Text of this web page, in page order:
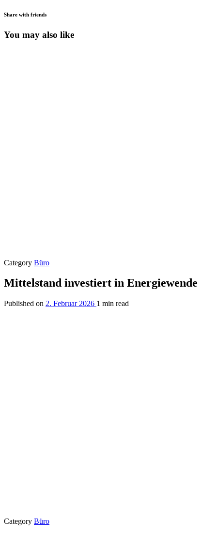
Share with friends
You may also like
Category Büro
Mittelstand investiert in Energiewende
Published on 2. Februar 2026 1 min read
Category Büro